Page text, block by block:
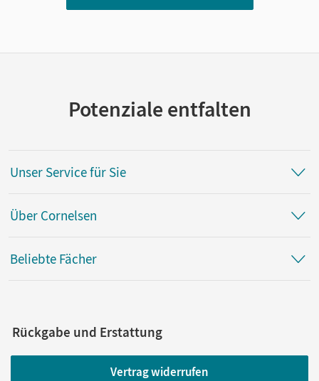
Potenziale entfalten
Unser Service für Sie
Über Cornelsen
Beliebte Fächer
Rückgabe und Erstattung
Vertrag widerrufen